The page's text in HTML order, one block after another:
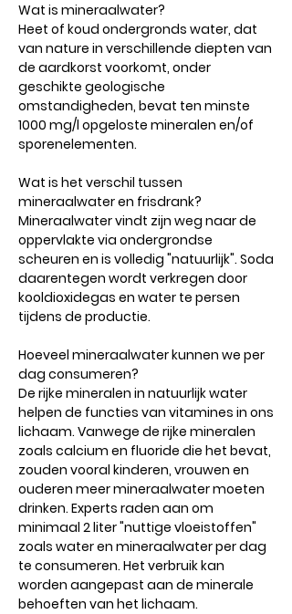
Wat is mineraalwater?
Heet of koud ondergronds water, dat
van nature in verschillende diepten van
de aardkorst voorkomt, onder
geschikte geologische
omstandigheden, bevat ten minste
1000 mg/l opgeloste mineralen en/of
sporenelementen.
Wat is het verschil tussen
mineraalwater en frisdrank?
Mineraalwater vindt zijn weg naar de
oppervlakte via ondergrondse
scheuren en is volledig "natuurlijk". Soda
daarentegen wordt verkregen door
kooldioxidegas en water te persen
tijdens de productie.
Hoeveel mineraalwater kunnen we per
dag consumeren?
De rijke mineralen in natuurlijk water
helpen de functies van vitamines in ons
lichaam. Vanwege de rijke mineralen
zoals calcium en fluoride die het bevat,
zouden vooral kinderen, vrouwen en
ouderen meer mineraalwater moeten
drinken. Experts raden aan om
minimaal 2 liter "nuttige vloeistoffen"
zoals water en mineraalwater per dag
te consumeren. Het verbruik kan
worden aangepast aan de minerale
behoeften van het lichaam.